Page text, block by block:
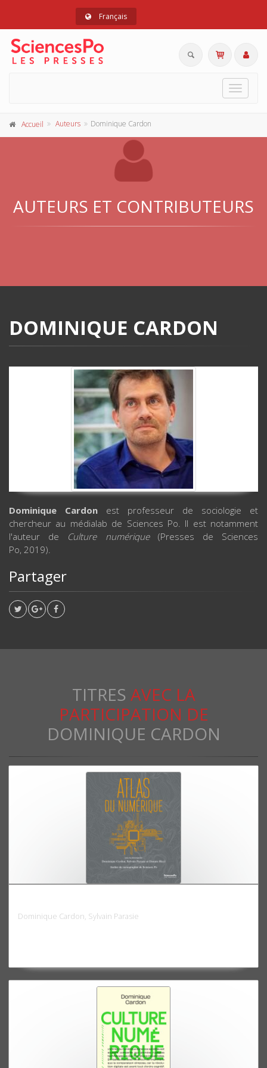
Français
Toggle
Accueil Auteurs Dominique Cardon
AUTEURS ET CONTRIBUTEURS
DOMINIQUE CARDON
Dominique Cardon est professeur de sociologie et
chercheur au médialab de Sciences Po. Il est notamment
l'auteur de Culture numérique(Presses de Sciences
Po, 2019).
Partager
TITRES AVEC LA
PARTICIPATION DE
DOMINIQUE CARDON
Dominique Cardon, Sylvain Parasie